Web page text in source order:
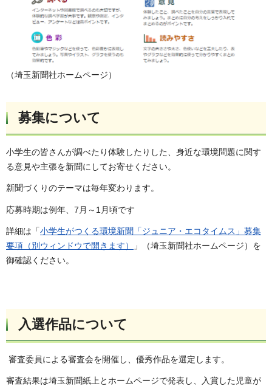
（埼玉新聞社ホームページ）
募集について
小学生の皆さんが調べたり体験したりした、身近な環境問題に関す
る意見や主張を新聞にしてお寄せください。
新聞づくりのテーマは毎年変わります。
応募時期は例年、7月～1月頃です
詳細は「小学生がつくる環境新聞「ジュニア・エコタイムス」募集
要項（別ウィンドウで開きます）
」（埼玉新聞社ホームページ）を
御確認ください。
入選作品について
審査委員による審査会を開催し、優秀作品を選定します。
審査結果は埼玉新聞紙上とホームページで発表し、入賞した児童が